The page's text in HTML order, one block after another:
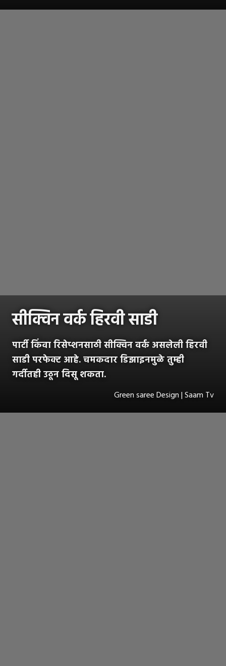
सीक्विन वर्क हिरवी साडी
पार्टी किंवा रिसेप्शनसाठी सीक्विन वर्क असलेली हिरवी
साडी परफेक्ट आहे. चमकदार डिझाइनमुळे तुम्ही
गर्दीतही उठून दिसू शकता.
Green saree Design | Saam Tv